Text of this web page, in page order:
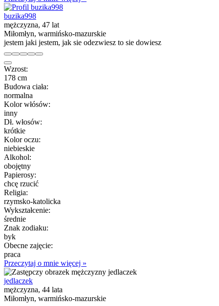
buzika998
mężczyzna, 47 lat
Miłomłyn, warmińsko-mazurskie
jestem jaki jestem, jak sie odezwiesz to sie dowiesz
Wzrost:
178 cm
Budowa ciała:
normalna
Kolor włósów:
inny
Dł. włosów:
krótkie
Kolor oczu:
niebieskie
Alkohol:
obojętny
Papierosy:
chcę rzucić
Religia:
rzymsko-katolicka
Wykształcenie:
średnie
Znak zodiaku:
byk
Obecne zajęcie:
praca
Przeczytaj o mnie więcej »
jedlaczek
mężczyzna, 44 lata
Miłomłyn, warmińsko-mazurskie